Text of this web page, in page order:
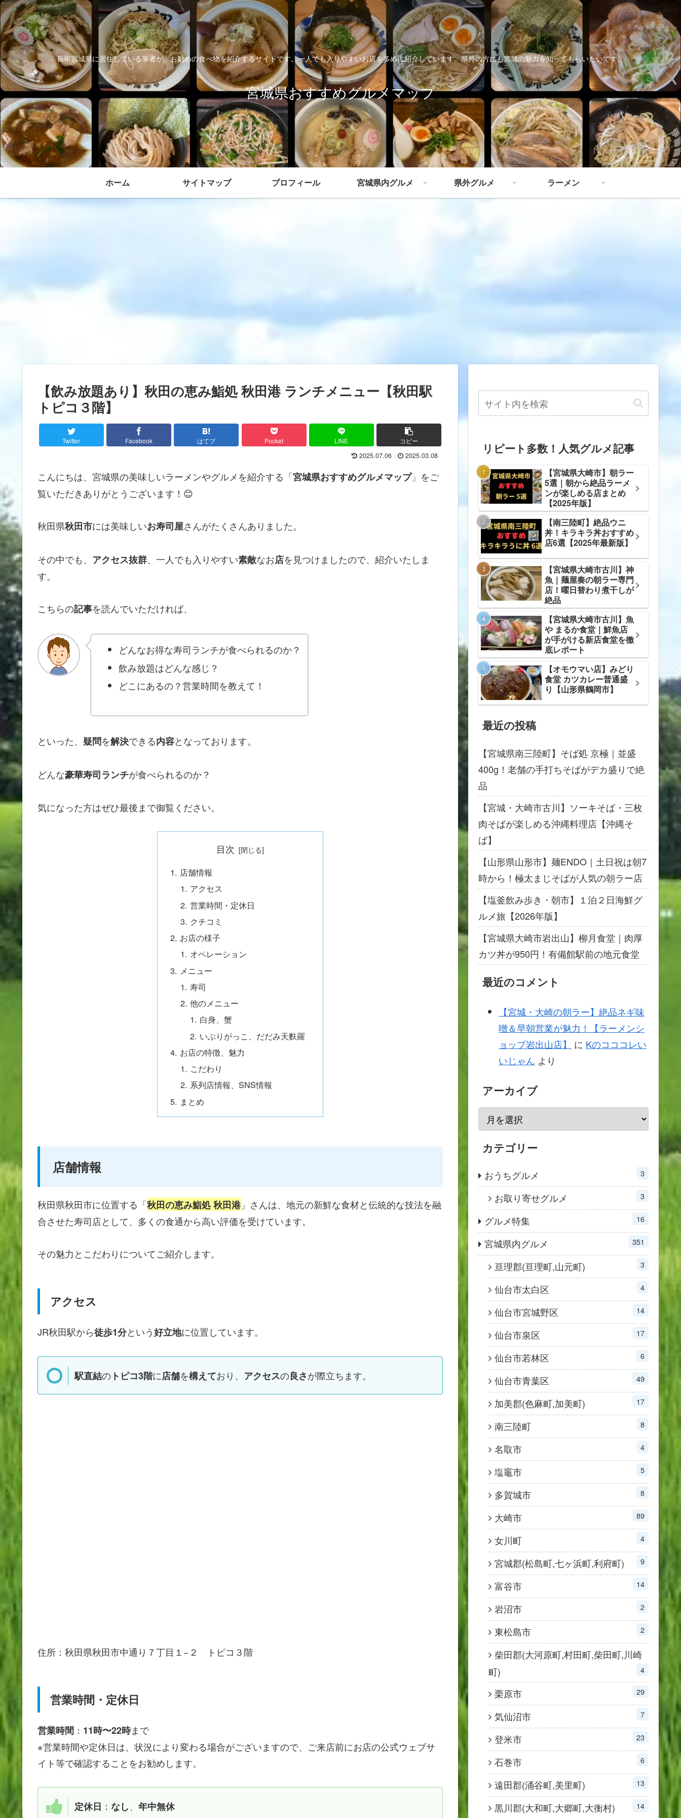
長年宮城県に居住している筆者が、お勧めの食べ物を紹介するサイトです。一人でも入りやすいお店を多めに紹介しています。県外の方にも宮城の魅力を知ってもらいたいです。
宮城県おすすめグルメマップ
ホーム サイトマップ プロフィール 宮城県内グルメ 県外グルメ ラーメン
【飲み放題あり】秋田の恵み鮨処 秋田港 ランチメニュー【秋田駅
トピコ３階】
Twitter Facebook はてブ Pocket LINE コピー
2025.07.06 2025.03.08
こんにちは、宮城県の美味しいラーメンやグルメを紹介する「宮城県おすすめグルメマップ」をご
覧いただきありがとうございます！😊
秋田県秋田市には美味しいお寿司屋さんがたくさんありました。
その中でも、 アクセス抜群、一人でも入りやすい素敵なお店を見つけましたので、紹介いたしま
す。
こちらの記事を読んでいただければ、
どんなお得な寿司ランチが食べられるのか？
飲み放題はどんな感じ？
どこにあるの？営業時間を教えて！
といった、 疑問を解決できる内容となっております。
どんな豪華寿司ランチが食べられるのか？
気になった方はぜひ最後まで御覧ください。
目次
店舗情報
アクセス
営業時間・定休日
クチコミ
お店の様子
オペレーション
メニュー
寿司
他のメニュー
白身、蟹
いぶりがっこ、だだみ天麩羅
お店の特徴、魅力
こだわり
系列店情報、SNS情報
まとめ
店舗情報
秋田県秋田市に位置する「秋田の恵み鮨処 秋田港」さんは、地元の新鮮な食材と伝統的な技法を融
合させた寿司店として、多くの食通から高い評価を受けています。
その魅力とこだわりについてご紹介します。
アクセス
JR秋田駅から徒歩1分という好立地に位置しています。
駅直結の トピコ3階に店舗を構えており、 アクセスの良さが際立ちます。
住所：秋田県秋田市中通り７丁目１−２ トピコ３階
営業時間・定休日
営業時間 ： 11時〜22時まで
※営業時間や定休日は、状況により変わる場合がございますので、ご来店前にお店の公式ウェブサ
イト等で確認することをお勧めします。
定休日 ： なし、 年中無休
リピート多数！人気グルメ記事
【宮城県大崎市】朝ラー
5選｜朝から絶品ラーメ
ンが楽しめる店まとめ
【2025年版】
【南三陸町】絶品ウニ
丼！キラキラ丼おすすめ
店6選【2025年最新版】
【宮城県大崎市古川】神
魚｜麺屋奏の朝ラー専門
店！曜日替わり煮干しが
絶品
【宮城県大崎市古川】魚
や まるか食堂｜鮮魚店
が手がける新店食堂を徹
底レポート
【オモウマい店】みどり
食堂 カツカレー普通盛
り【山形県鶴岡市】
最近の投稿
【宮城県南三陸町】そば処 京極｜並盛
400g！老舗の手打ちそばがデカ盛りで絶
品
【宮城・大崎市古川】ソーキそば・三枚
肉そばが楽しめる沖縄料理店【沖縄そ
ば】
【山形県山形市】麺ENDO｜土日祝は朝7
時から！極太まじそばが人気の朝ラー店
【塩釜飲み歩き・朝市】１泊２日海鮮グ
ルメ旅【2026年版】
【宮城県大崎市岩出山】柳月食堂｜肉厚
カツ丼が950円！有備館駅前の地元食堂
最近のコメント
【宮城・大崎の朝ラー】絶品ネギ味
噌＆早朝営業が魅力！【ラーメンシ
ョップ岩出山店】
に Kのコココレい
いじゃん より
アーカイブ
カテゴリー
おうちグルメ 3
お取り寄せグルメ 3
グルメ特集 16
宮城県内グルメ 351
亘理郡(亘理町,山元町) 3
仙台市太白区 4
仙台市宮城野区 14
仙台市泉区 17
仙台市若林区 6
仙台市青葉区 49
加美郡(色麻町,加美町) 17
南三陸町 8
名取市 4
塩竈市 5
多賀城市 8
大崎市 89
女川町 4
宮城郡(松島町,七ヶ浜町,利府町) 9
富谷市 14
岩沼市 2
東松島市 2
柴田郡(大河原町,村田町,柴田町,川崎
町)
4
栗原市 29
気仙沼市 7
登米市 23
石巻市 6
遠田郡(涌谷町,美里町) 13
黒川郡(大和町,大郷町,大衡村) 14